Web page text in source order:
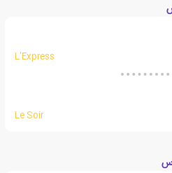
L'Express
Le Soir